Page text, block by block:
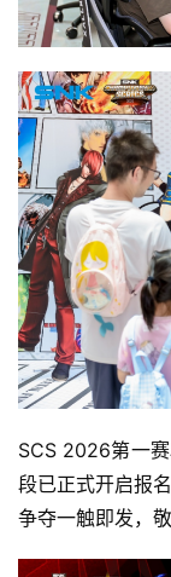
SCS 2026第一
段已正式开启报
争夺一触即发，